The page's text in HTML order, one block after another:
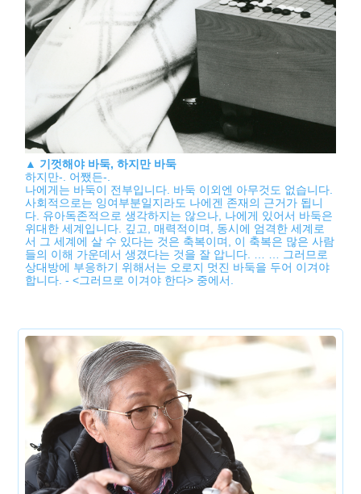
▲ 기껏해야 바둑, 하지만 바둑
하지만-. 어쨌든-.
나에게는 바둑이 전부입니다. 바둑 이외엔 아무것도 없습니다.
사회적으로는 잉여부분일지라도 나에겐 존재의 근거가 됩니
다. 유아독존적으로 생각하지는 않으나, 나에게 있어서 바둑은
위대한 세계입니다. 깊고, 매력적이며, 동시에 엄격한 세계로
서 그 세계에 살 수 있다는 것은 축복이며, 이 축복은 많은 사람
들의 이해 가운데서 생겼다는 것을 잘 압니다. … … 그러므로
상대방에 부응하기 위해서는 오로지 멋진 바둑을 두어 이겨야
합니다. - <그러므로 이겨야 한다> 중에서.